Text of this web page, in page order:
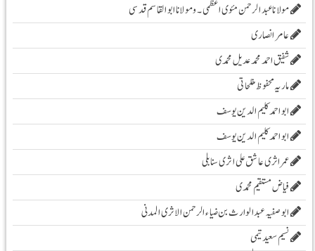
مولانا عبد الرحمن مئوی اعظمی ۔و مولانا ابوالقاسم قدسی
عامر انصاری
شفیق احمد محمد عدیل محمدی
ماریہ محفوظ مفلحاتی
ابو احمد کلیم الدین یوسف
ابو احمد کلیم الدین یوسف
عمر اثری عاشق علی اثری سنابلی
فیاض مستقیم محمدی
ابو صفیہ عبدالوارث بن ضیاء الرحمن الاثری المدنی
نسیم سعید تیمی